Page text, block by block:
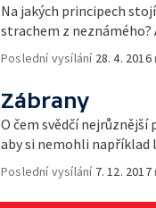
Na jakých principech
strachem z neznámého?
Poslední vysílání 28. 4. 2016
Zábrany
O čem svědčí
aby si nemohli například
Poslední vysílání 7. 12. 2017